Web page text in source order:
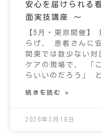
安心を届けられ
面実技講座 ～
【5月・東京開催】
らげ、 患者さんに
関東では数少ない
ケアの現場で、 「
らいいのだろう」
続きを読む »
2026年3月18日